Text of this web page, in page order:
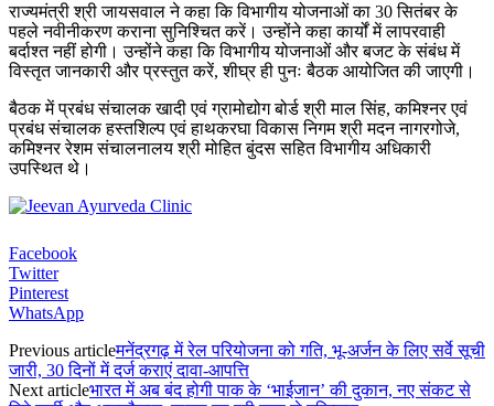
राज्यमंत्री श्री जायसवाल ने कहा कि विभागीय योजनाओं का 30 सितंबर के
पहले नवीनीकरण कराना सुनिश्चित करें। उन्होंने कहा कार्यों में लापरवाही
बर्दाश्त नहीं होगी। उन्होंने कहा कि विभागीय योजनाओं और बजट के संबंध में
विस्तृत जानकारी और प्रस्तुत करें, शीघ्र ही पुनः बैठक आयोजित की जाएगी।
बैठक में प्रबंध संचालक खादी एवं ग्रामोद्योग बोर्ड श्री माल सिंह, कमिश्नर एवं
प्रबंध संचालक हस्तशिल्प एवं हाथकरघा विकास निगम श्री मदन नागरगोजे,
कमिश्नर रेशम संचालनालय श्री मोहित बुंदस सहित विभागीय अधिकारी
उपस्थित थे।
Facebook
Twitter
Pinterest
WhatsApp
Previous articleमनेंद्रगढ़ में रेल परियोजना को गति, भू-अर्जन के लिए सर्वे सूची
जारी, 30 दिनों में दर्ज कराएं दावा-आपत्ति
Next articleभारत में अब बंद होगी पाक के ‘भाईजान’ की दुकान, नए संकट से